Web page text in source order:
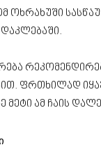
ოხრახუში
ფრთხილად
ამ ჩაის